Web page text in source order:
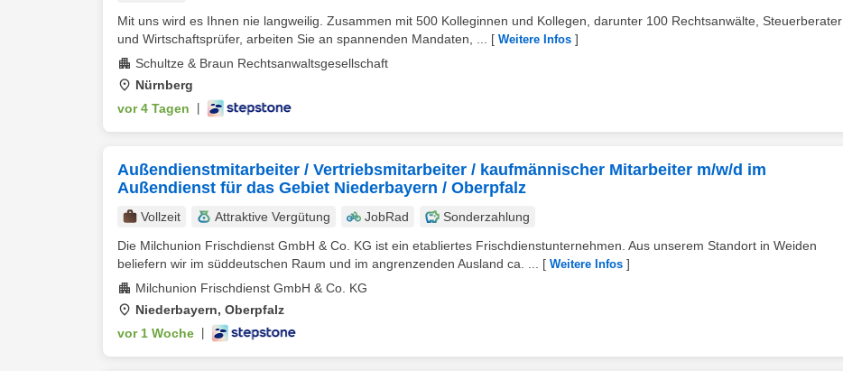
Mit uns wird es Ihnen nie langweilig. Zusammen mit 500 Kolleginnen und Kollegen, darunter 100 Rechtsanwälte, Steuerberater
und Wirtschaftsprüfer, arbeiten Sie an spannenden Mandaten, ...
[ Weitere Infos ]
Schultze & Braun Rechtsanwaltsgesellschaft
Nürnberg
vor 4 Tagen
Außendienstmitarbeiter / Vertriebsmitarbeiter / kaufmännischer Mitarbeiter m/w/d im
Außendienst für das Gebiet Niederbayern / Oberpfalz
Vollzeit Attraktive Vergütung JobRad
Sonderzahlung
Die Milchunion Frischdienst GmbH & Co. KG ist ein etabliertes Frischdienstunternehmen. Aus unserem Standort in Weiden
beliefern wir im süddeutschen Raum und im angrenzenden Ausland ca. ...
[ Weitere Infos ]
Milchunion Frischdienst GmbH & Co. KG
Niederbayern, Oberpfalz
vor 1 Woche